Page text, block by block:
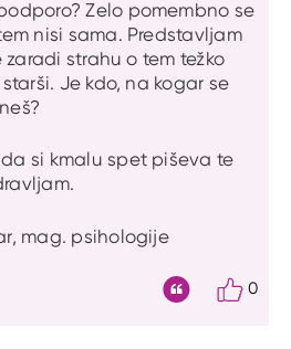
Zelo pomembno se
nisi sama. Predstavljam
strahu o tem težko
Je kdo, na kogar se
si kmalu spet piševa te
mag. psihologije
0